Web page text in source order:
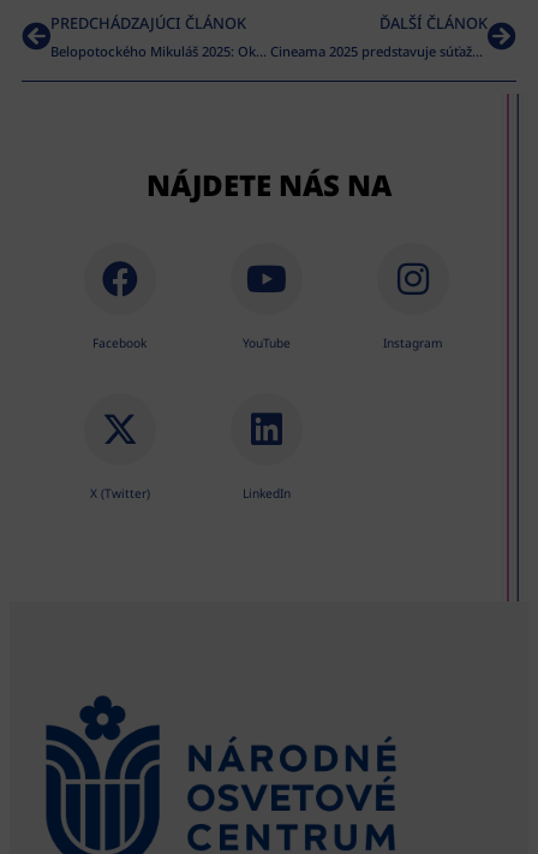
PREDCHÁDZAJÚCI ČLÁNOK
Belopotockého Mikuláš 2025: Okamih medzi minulosťou, prítomnosťou a budúcnosťou – päťdesiat ročníkov divadelnej vášne
ĎALŠÍ ČLÁNOK
Cineama 2025 predstavuje súťažný program
NÁJDETE NÁS NA
Facebook YouTube Instagram
X (Twitter) LinkedIn